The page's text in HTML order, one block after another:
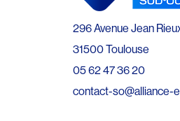
296 Avenue Jean
31500 Toulouse
05 62 47 36 20
contact-so@alliance-